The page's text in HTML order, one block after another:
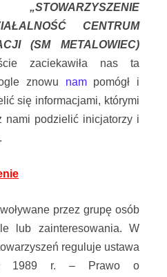
„STOWARZYSZENIE
CENTRUM
(SM METALOWIEC)
zaciekawiła nas ta
znowu nampomógł i
się informacjami, którymi
nami podzielić inicjatorzy i
przez grupę osób
lub zainteresowania. W
reguluje ustawa
1989 r. – Prawo o